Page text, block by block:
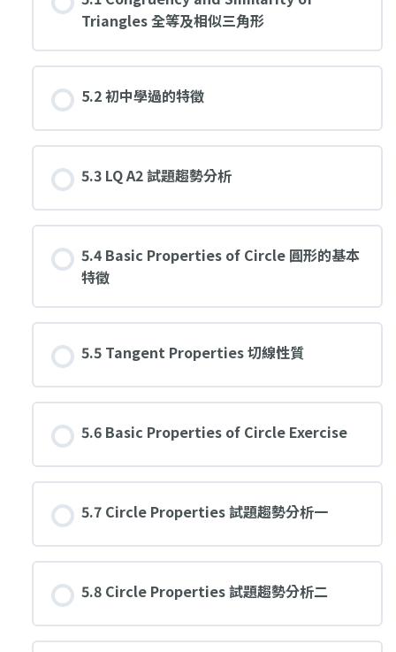
Triangles 全等及相似三角形
5.2 初中學過的特徵
5.3 LQ A2 試題趨勢分析
5.4 Basic Properties of Circle 圓形的基本
特徵
5.5 Tangent Properties 切線性質
5.6 Basic Properties of Circle Exercise
5.7 Circle Properties 試題趨勢分析一
5.8 Circle Properties 試題趨勢分析二